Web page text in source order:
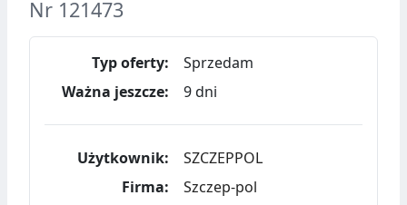
Nr 121473
Typ oferty:
Sprzedam
Ważna jeszcze:
9 dni
Użytkownik:
SZCZEPPOL
Firma:
Szczep-pol